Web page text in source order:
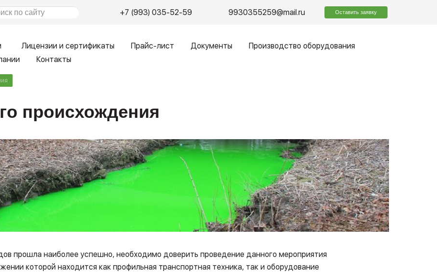
+7 (993) 035-52-59 9930355259@mail.ru Оставить заявку
Лицензии и сертификаты Прайс-лист Документы
Производство оборудования
Контакты
происхождения
прошла наиболее успешно, необходимо доверить проведение данного мероприятия
которой находится как профильная транспортная техника, так и оборудование